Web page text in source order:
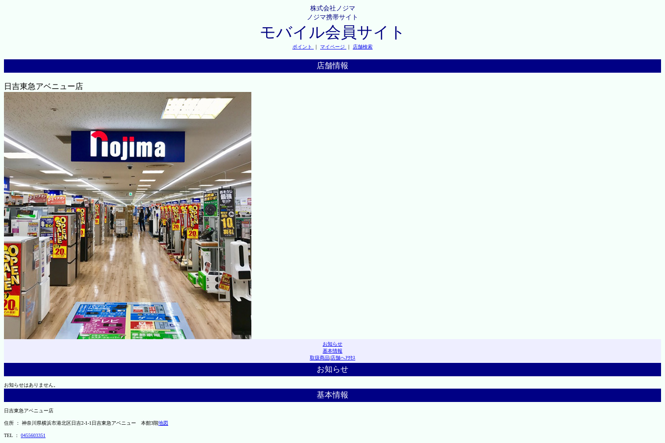
株式会社ノジマ
ノジマ携帯サイト
モバイル会員サイト
ポイント ｜ マイページ ｜ 店舗検索
店舗情報
日吉東急アベニュー店
お知らせ
基本情報
取扱商品|店舗へｱｸｾｽ
お知らせ
お知らせはありません。
基本情報
日吉東急アベニュー店
住所 ： 神奈川県横浜市港北区日吉2-1-1日吉東急アベニュー 本館3階地図
TEL ： 0455603351